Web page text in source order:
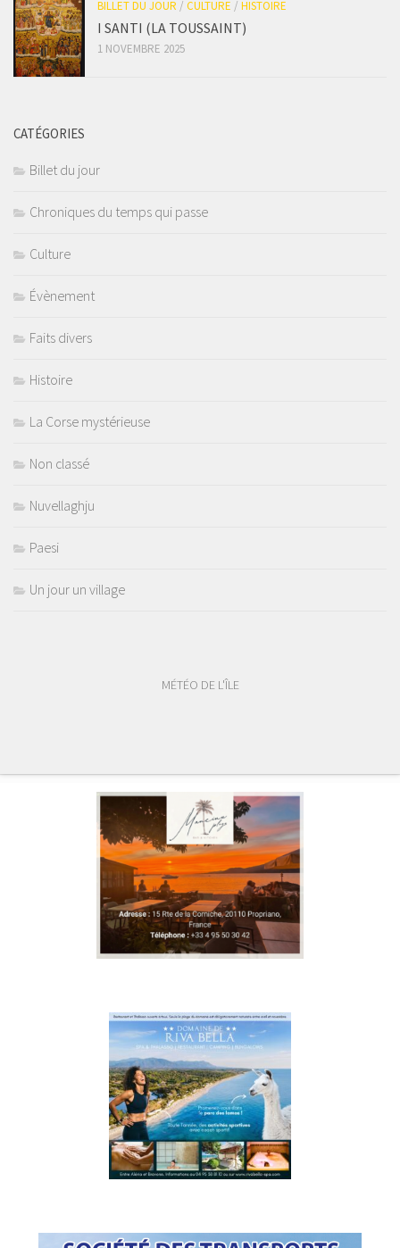
BILLET DU JOUR / CULTURE / HISTOIRE
I SANTI (LA TOUSSAINT)
1 NOVEMBRE 2025
CATÉGORIES
Billet du jour
Chroniques du temps qui passe
Culture
Évènement
Faits divers
Histoire
La Corse mystérieuse
Non classé
Nuvellaghju
Paesi
Un jour un village
MÉTÉO DE L'ÎLE